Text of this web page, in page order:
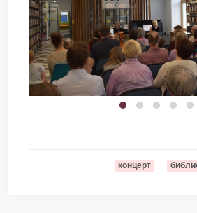
концерт